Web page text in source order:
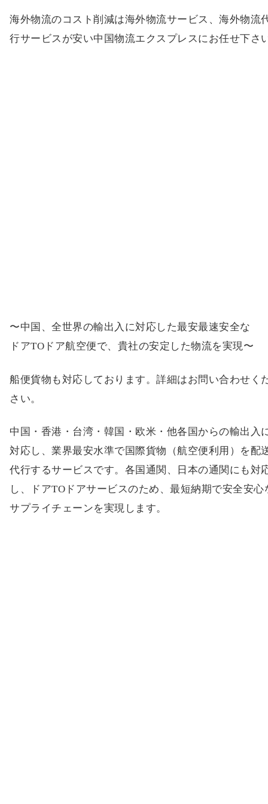
海外物流のコスト削減は海外物流サービス、海外物流
行サービスが安い中国物流エクスプレスにお任せ下さ
〜中国、全世界の輸出入に対応した最安最速安全な
ドアTOドア航空便で、貴社の安定した物流を実現〜
船便貨物も対応しております。詳細はお問い合わせく
さい。
中国・香港・台湾・韓国・欧米・他各国からの輸出入
対応し、業界最安水準で国際貨物（航空便利用）を配
代行するサービスです。各国通関、日本の通関にも対
し、ドアTOドアサービスのため、最短納期で安全安心
サプライチェーンを実現します。